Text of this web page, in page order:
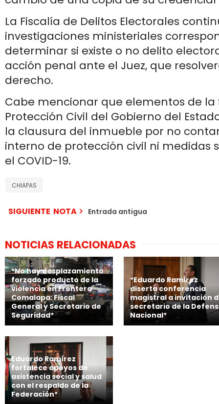
La Fiscalía de Delitos Electorales
investigaciones ministeriales
determinar si existe o no delito
acción penal ante el Juez, que
derecho.
Cabe mencionar que elementos de la
Protección Civil del Gobierno del
la clausura del inmueble por no
interno de protección civil ni medidas
el COVID-19.
CHIAPAS
SIGUIENTE NOTA Entrada antigua
NOTICIAS RELACIONADAS
*No hay desplazamiento
forzado producto de la
violencia en Frontera
Comalapa: Fiscal
General y Secretario de
Seguridad*
*Eduardo Ramírez
diserta conferencia
magistral a invitación
secretario de la
Nacional*
Eduardo Ramírez
fortalece apoyos de
asistencia social y salud
con el respaldo de la
Federación*